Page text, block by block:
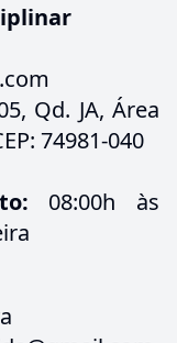
Qd. JA, Área
74981-040
08:00h às